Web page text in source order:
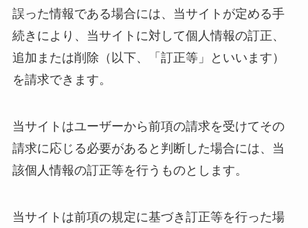
誤った情報である場合には、当サイトが定める手
続きにより、当サイトに対して個人情報の訂正、
追加または削除（以下、「訂正等」といいます）
を請求できます。
当サイトはユーザーから前項の請求を受けてその
請求に応じる必要があると判断した場合には、当
該個人情報の訂正等を行うものとします。
当サイトは前項の規定に基づき訂正等を行った場